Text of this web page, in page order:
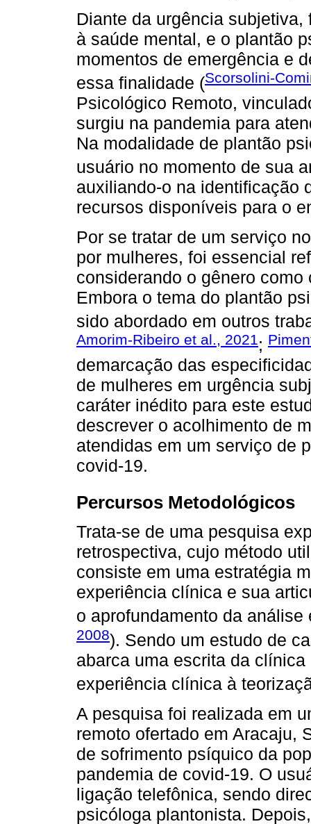
Diante da urgência
à saúde mental, e o plantão
momentos de emergência e
essa finalidade (Scorsolini-
Psicológico Remoto,
surgiu na pandemia para
Na modalidade de plantão
usuário no momento de sua
auxiliando-o na identificação
recursos disponíveis para o
Por se tratar de um serviço
por mulheres, foi essencial
considerando o gênero
Embora o tema do plantão
sido abordado em outros
Amorim-Ribeiro et al., 2021;
demarcação das
de mulheres em urgência
caráter inédito para este
descrever o acolhimento de
atendidas em um serviço de
covid-19.
Percursos Metodológicos
Trata-se de uma pesquisa
retrospectiva, cujo método
consiste em uma estratégia
experiência clínica e sua
o aprofundamento da
2008). Sendo um estudo de
abarca uma escrita da
experiência clínica à
A pesquisa foi realizada em
remoto ofertado em Aracaju,
de sofrimento psíquico da
pandemia de covid-19. O
ligação telefônica, sendo
psicóloga plantonista.